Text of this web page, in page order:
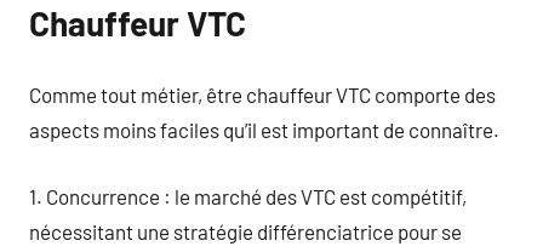
Chauffeur VTC
Comme tout métier, être chauffeur VTC comporte des
aspects moins faciles qu’il est important de connaître.
1. Concurrence : le marché des VTC est compétitif,
nécessitant une stratégie différenciatrice pour se